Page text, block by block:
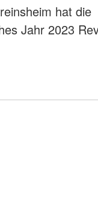
hat die
Jahr 2023